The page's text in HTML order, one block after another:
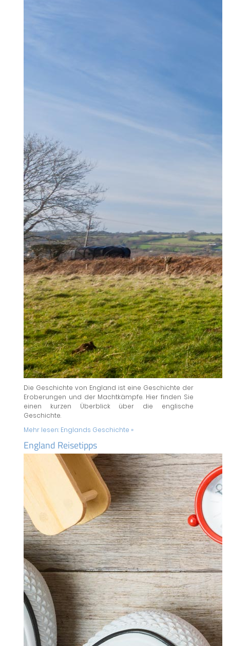
Die Geschichte von England ist eine Geschichte der
Eroberungen und der Machtkämpfe. Hier finden Sie
einen kurzen Überblick über die englische
Geschichte.
Mehr lesen: Englands Geschichte »
England Reisetipps